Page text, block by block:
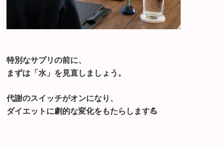
特別なサプリの前に、
まずは「水」を見直しましょう。
代謝のスイッチがオンになり、
ダイエットに劇的な変化をもたらします💪